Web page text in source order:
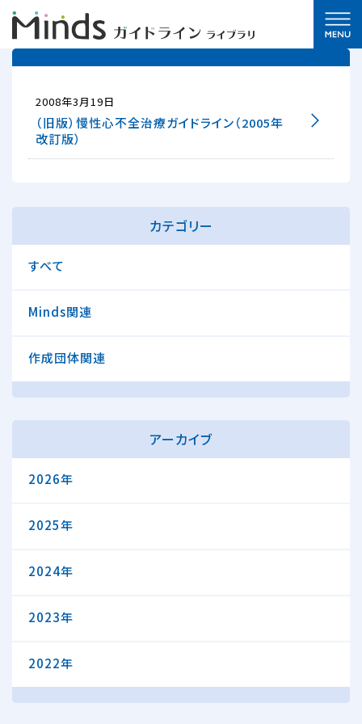
2008年3月19日
（旧版）慢性心不全治療ガイドライン（2005年
改訂版）
カテゴリー
すべて
Minds関連
作成団体関連
アーカイブ
2026年
2025年
2024年
2023年
2022年